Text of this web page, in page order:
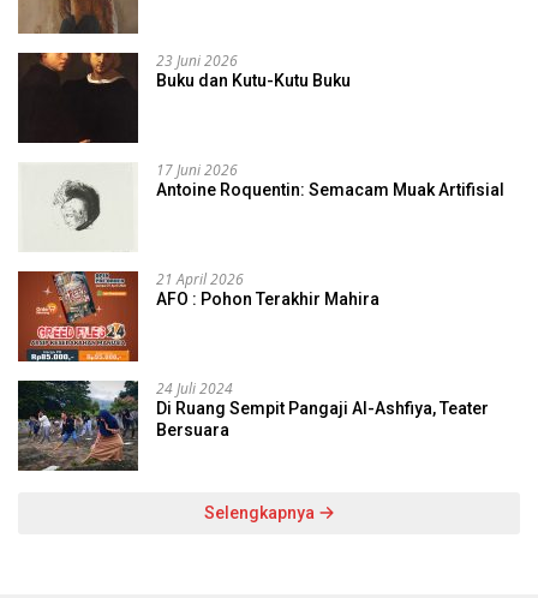
23 Juni 2026
Buku dan Kutu-Kutu Buku
17 Juni 2026
Antoine Roquentin: Semacam Muak Artifisial
21 April 2026
AFO : Pohon Terakhir Mahira
24 Juli 2024
Di Ruang Sempit Pangaji Al-Ashfiya, Teater
Bersuara
Selengkapnya